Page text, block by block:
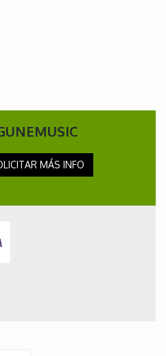
MÁS INFO